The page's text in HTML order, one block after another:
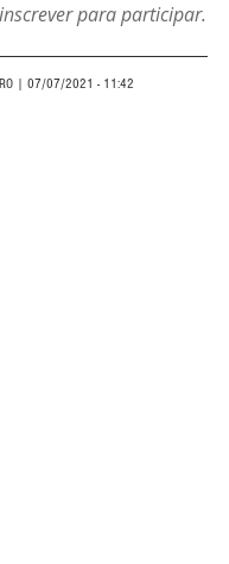
para participar.
RO | 07/07/2021 - 11:42